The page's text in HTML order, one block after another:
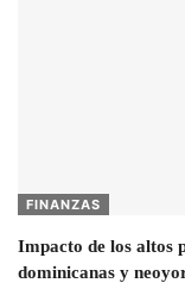
FINANZAS
Impacto de los altos
dominicanas y